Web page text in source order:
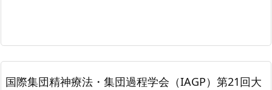
国際集団精神療法・集団過程学会（IAGP）第21回大